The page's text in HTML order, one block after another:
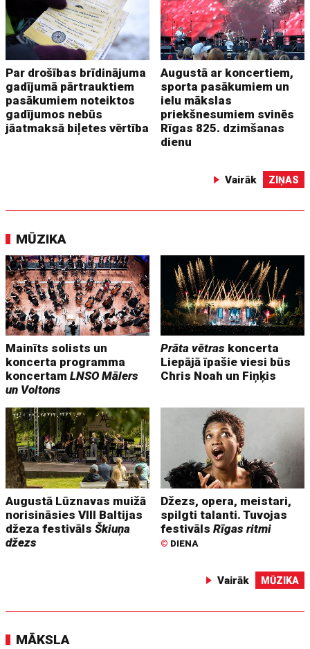
Par drošības brīdinājuma
gadījumā pārtrauktiem
pasākumiem noteiktos
gadījumos nebūs
jāatmaksā biļetes vērtība
Augustā ar koncertiem,
sporta pasākumiem un
ielu mākslas
priekšnesumiem svinēs
Rīgas 825. dzimšanas
dienu
Vairāk ZIŅAS
MŪZIKA
Mainīts solists un
koncerta programma
koncertamLNSO Mālers
un Voltons
Prāta vētras koncerta
Liepājā īpašie viesi būs
Chris Noah un Fiņķis
Augustā Lūznavas muižā
norisināsies VIII Baltijas
džeza festivālsŠkiuņa
džezs
Džezs, opera, meistari,
spilgti talanti. Tuvojas
festivālsRīgas ritmi
© DIENA
Vairāk MŪZIKA
MĀKSLA